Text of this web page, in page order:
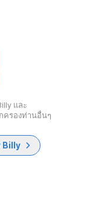
และ
ครองท่านอื่นๆ
Billy